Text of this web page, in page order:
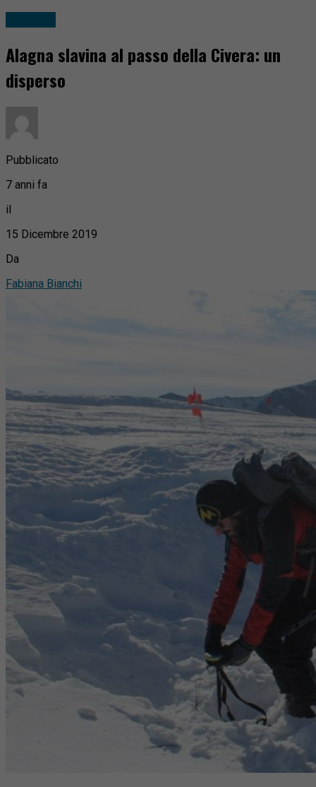
Alagna slavina al passo della Civera: un
disperso
Pubblicato
7 anni fa
il
15 Dicembre 2019
Da
Fabiana Bianchi